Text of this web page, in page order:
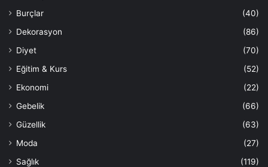
Burçlar
(40)
Dekorasyon
(86)
Diyet
(70)
Eğitim & Kurs
(52)
Ekonomi
(22)
Gebelik
(66)
Güzellik
(63)
Moda
(27)
Sağlık
(119)